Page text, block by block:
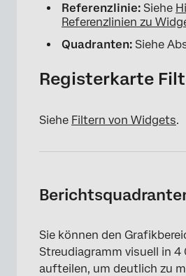
Referenzlinie: Siehe
Referenzlinien zu
Quadranten: Siehe
Registerkarte
Siehe Filtern von Widgets.
Sie können den
Streudiagramm visuell in 4
aufteilen, um deutlich zu